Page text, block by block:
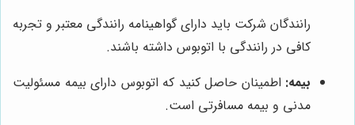
رانندگان شرکت باید دارای گواهینامه رانندگی معتبر و تجربه
کافی در رانندگی با اتوبوس داشته باشند.
بیمه: اطمینان حاصل کنید که اتوبوس دارای بیمه مسئولیت
مدنی و بیمه مسافرتی است.